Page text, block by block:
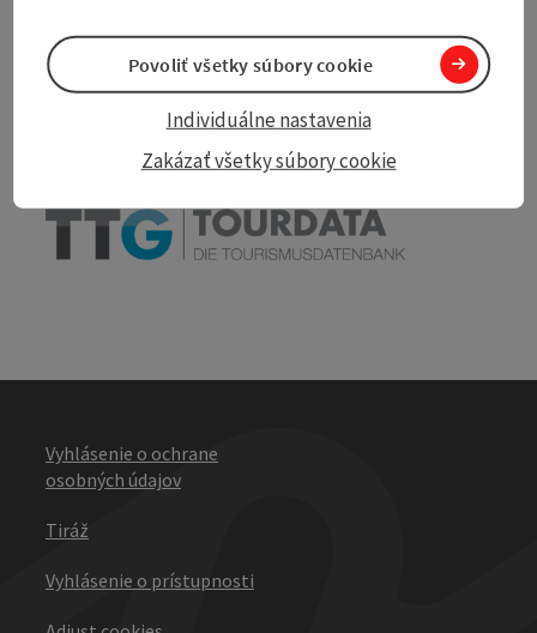
Create PDF
Print article
Nearby
powered byTOURDATA
Vyhlásenie o ochrane
osobných údajov
Tiráž
Vyhlásenie o prístupnosti
Zakázať všetky súbory cookie
Individuálne nastavenia
Povoliť všetky súbory cookie